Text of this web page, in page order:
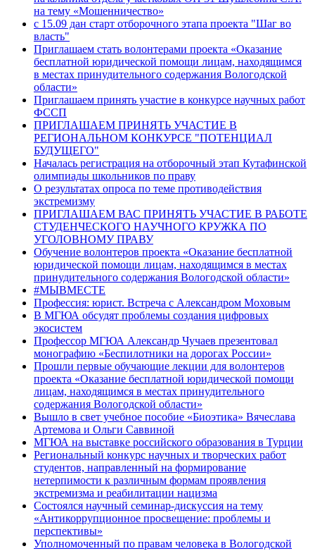
на тему «Мошенничество»
с 15.09 дан старт отборочного этапа проекта "Шаг во
власть"
Приглашаем стать волонтерами проекта «Оказание
бесплатной юридической помощи лицам, находящимся
в местах принудительного содержания Вологодской
области»
Приглашаем принять участие в конкурсе научных работ
ФССП
ПРИГЛАШАЕМ ПРИНЯТЬ УЧАСТИЕ В
РЕГИОНАЛЬНОМ КОНКУРСЕ "ПОТЕНЦИАЛ
БУДУЩЕГО"
Началась регистрация на отборочный этап Кутафинской
олимпиады школьников по праву
О результатах опроса по теме противодействия
экстремизму
ПРИГЛАШАЕМ ВАС ПРИНЯТЬ УЧАСТИЕ В РАБОТЕ
СТУДЕНЧЕСКОГО НАУЧНОГО КРУЖКА ПО
УГОЛОВНОМУ ПРАВУ
Обучение волонтеров проекта «Оказание бесплатной
юридической помощи лицам, находящимся в местах
принудительного содержания Вологодской области»
#МЫВМЕСТЕ
Профессия: юрист. Встреча с Александром Моховым
В МГЮА обсудят проблемы создания цифровых
экосистем
Профессор МГЮА Александр Чучаев презентовал
монографию «Беспилотники на дорогах России»
Прошли первые обучающие лекции для волонтеров
проекта «Оказание бесплатной юридической помощи
лицам, находящимся в местах принудительного
содержания Вологодской области»
Вышло в свет учебное пособие «Биоэтика» Вячеслава
Артемова и Ольги Саввиной
МГЮА на выставке российского образования в Турции
Региональный конкурс научных и творческих работ
студентов, направленный на формирование
нетерпимости к различным формам проявления
экстремизма и реабилитации нацизма
Состоялся научный семинар-дискуссия на тему
«Антикоррупционное просвещение: проблемы и
перспективы»
Уполномоченный по правам человека в Вологодской